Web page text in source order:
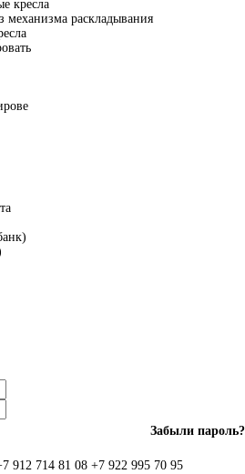
кресла
механизма раскладывания
Забыли пароль?
912 714 81 08 +7 922 995 70 95